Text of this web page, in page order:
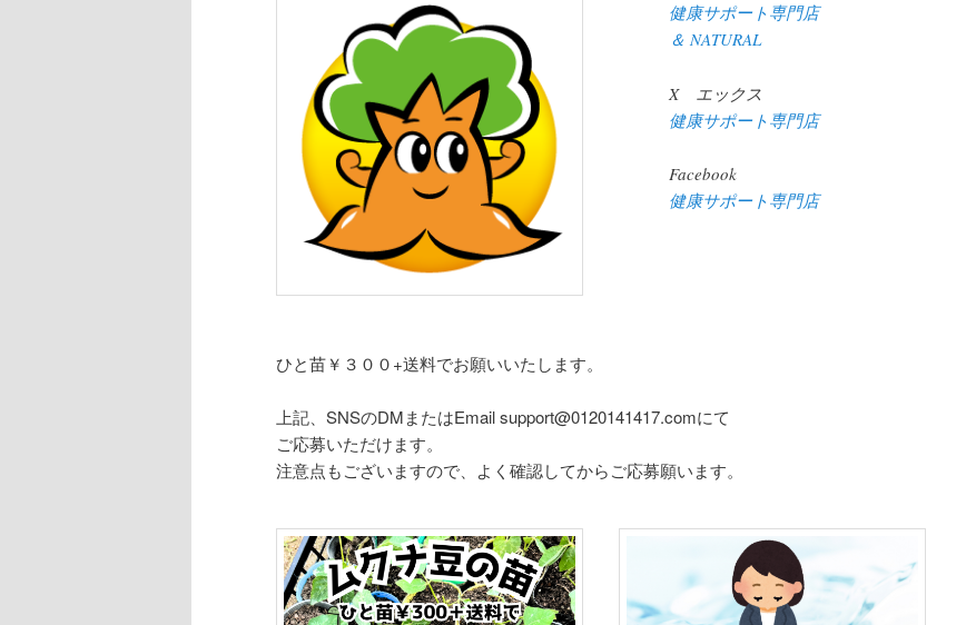
健康サポート専門店
＆ NATURAL
X エックス
健康サポート専門店
Facebook
健康サポート専門店
ひと苗￥３００+送料でお願いいたします。
上記、SNSのDMまたはEmail support@0120141417.comにて
ご応募いただけます。
注意点もございますので、よく確認してからご応募願います。